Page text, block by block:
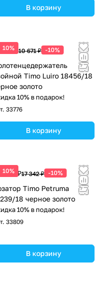
В корзину
10%
₽ 10 671 ₽ -10%
Timo Luiro 18456/18
золото
10% в подарок!
33776
В корзину
10%
608 ₽17 342 ₽ -10%
Timo Petruma
18 черное золото
10% в подарок!
33809
В корзину